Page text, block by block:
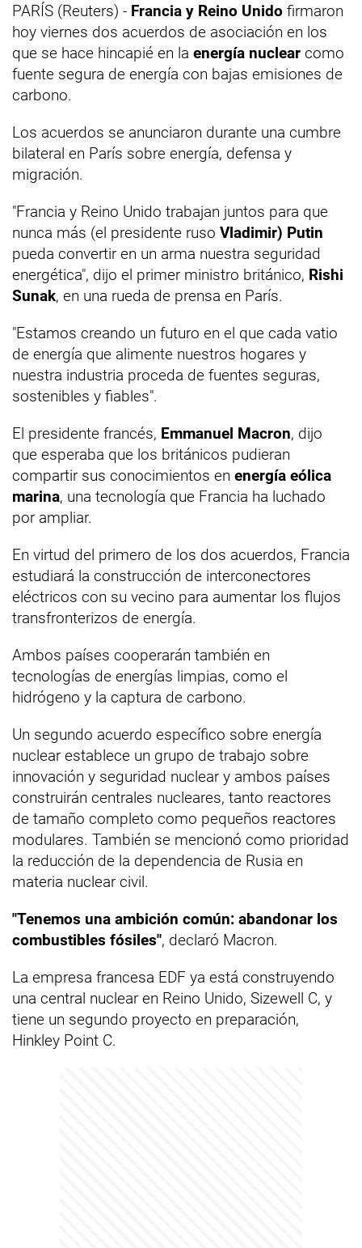
PARÍS (Reuters) - Francia y Reino Unido firmaron
hoy viernes dos acuerdos de asociación en los
que se hace hincapié en la energía nuclear como
fuente segura de energía con bajas emisiones de
carbono.
Los acuerdos se anunciaron durante una cumbre
bilateral en París sobre energía, defensa y
migración.
"Francia y Reino Unido trabajan juntos para que
nunca más (el presidente ruso Vladimir) Putin
pueda convertir en un arma nuestra seguridad
energética", dijo el primer ministro británico, Rishi
Sunak, en una rueda de prensa en París.
"Estamos creando un futuro en el que cada vatio
de energía que alimente nuestros hogares y
nuestra industria proceda de fuentes seguras,
sostenibles y fiables".
El presidente francés, Emmanuel Macron, dijo
que esperaba que los británicos pudieran
compartir sus conocimientos en energía eólica
marina, una tecnología que Francia ha luchado
por ampliar.
En virtud del primero de los dos acuerdos, Francia
estudiará la construcción de interconectores
eléctricos con su vecino para aumentar los flujos
transfronterizos de energía.
Ambos países cooperarán también en
tecnologías de energías limpias, como el
hidrógeno y la captura de carbono.
Un segundo acuerdo específico sobre energía
nuclear establece un grupo de trabajo sobre
innovación y seguridad nuclear y ambos países
construirán centrales nucleares, tanto reactores
de tamaño completo como pequeños reactores
modulares. También se mencionó como prioridad
la reducción de la dependencia de Rusia en
materia nuclear civil.
"Tenemos una ambición común: abandonar los
combustibles fósiles", declaró Macron.
La empresa francesa EDF ya está construyendo
una central nuclear en Reino Unido, Sizewell C, y
tiene un segundo proyecto en preparación,
Hinkley Point C.